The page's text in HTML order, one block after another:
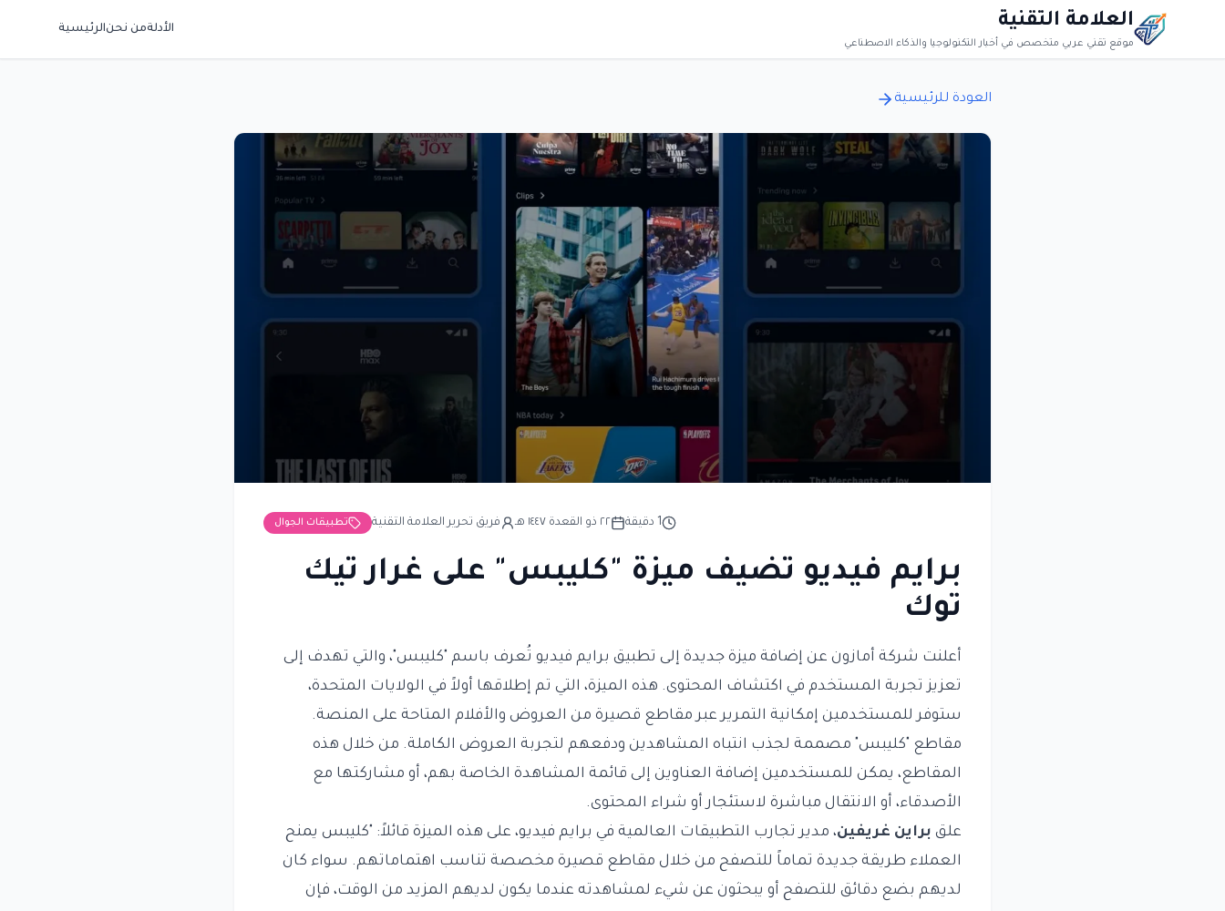
العلامة التقنية
موقع تقني عربي متخصص في أخبار التكنولوجيا والذكاء الاصطناعي
الأدلةمن نحنالرئيسية
العودة للرئيسية
تطبيقات الجوال فريق تحرير العلامة التقنية ٢٢ ذو القعدة ١٤٤٧ هـ 1 دقيقة
برايم فيديو تضيف ميزة "كليبس" على غرار تيك
توك
أعلنت شركة أمازون عن إضافة ميزة جديدة إلى تطبيق برايم فيديو تُعرف باسم "كليبس"، والتي تهدف إلى
تعزيز تجربة المستخدم في اكتشاف المحتوى. هذه الميزة، التي تم إطلاقها أولاً في الولايات المتحدة،
ستوفر للمستخدمين إمكانية التمرير عبر مقاطع قصيرة من العروض والأفلام المتاحة على المنصة.
مقاطع "كليبس" مصممة لجذب انتباه المشاهدين ودفعهم لتجربة العروض الكاملة. من خلال هذه
المقاطع، يمكن للمستخدمين إضافة العناوين إلى قائمة المشاهدة الخاصة بهم، أو مشاركتها مع
الأصدقاء، أو الانتقال مباشرة لاستئجار أو شراء المحتوى.
علق براين غريفين، مدير تجارب التطبيقات العالمية في برايم فيديو، على هذه الميزة قائلاً: "كليبس يمنح
العملاء طريقة جديدة تماماً للتصفح من خلال مقاطع قصيرة مخصصة تناسب اهتماماتهم. سواء كان
لديهم بضع دقائق للتصفح أو يبحثون عن شيء لمشاهدته عندما يكون لديهم المزيد من الوقت، فإن